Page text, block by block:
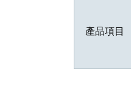
產品項目